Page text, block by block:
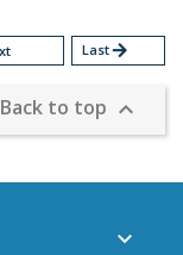
Lastarrow_forward
Back to top 
